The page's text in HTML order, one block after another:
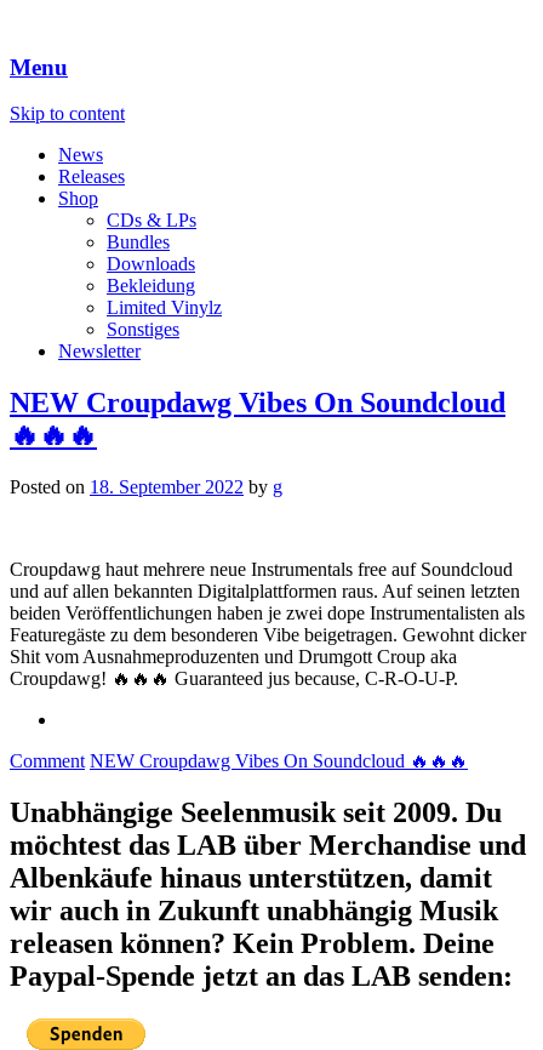
Menu
Skip to content
News
Releases
Shop
CDs & LPs
Bundles
Downloads
Bekleidung
Limited Vinylz
Sonstiges
Newsletter
NEW Croupdawg Vibes On Soundcloud
🔥🔥🔥
Posted on 18. September 2022 by g
Croupdawg haut mehrere neue Instrumentals free auf Soundcloud
und auf allen bekannten Digitalplattformen raus. Auf seinen letzten
beiden Veröffentlichungen haben je zwei dope Instrumentalisten als
Featuregäste zu dem besonderen Vibe beigetragen. Gewohnt dicker
Shit vom Ausnahmeproduzenten und Drumgott Croup aka
Croupdawg! 🔥🔥🔥 Guaranteed jus because, C-R-O-U-P.
Comment NEW Croupdawg Vibes On Soundcloud 🔥🔥🔥
Unabhängige Seelenmusik seit 2009. Du
möchtest das LAB über Merchandise und
Albenkäufe hinaus unterstützen, damit
wir auch in Zukunft unabhängig Musik
releasen können? Kein Problem. Deine
Paypal-Spende jetzt an das LAB senden: